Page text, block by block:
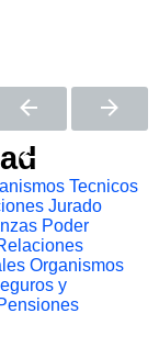
Tecnicos
Jurado
Poder
Organismos
y